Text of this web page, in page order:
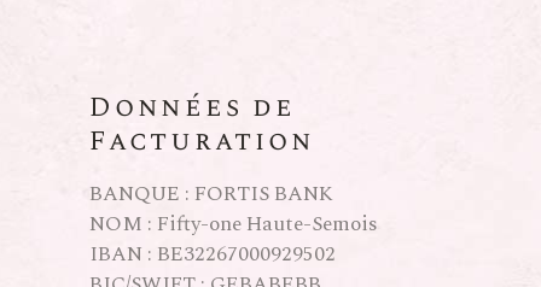
Données de
Facturation
BANQUE : FORTIS BANK
NOM : Fifty-one Haute-Semois
IBAN : BE32267000929502